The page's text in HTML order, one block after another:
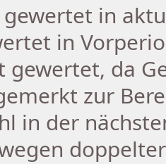
in
in
gewertet, da
zur
in der